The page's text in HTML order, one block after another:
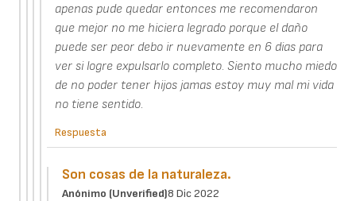
apenas pude quedar entonces me recomendaron
que mejor no me hiciera legrado porque el daño
puede ser peor debo ir nuevamente en 6 dias para
ver si logre expulsarlo completo. Siento mucho miedo
de no poder tener hijos jamas estoy muy mal mi vida
no tiene sentido.
Respuesta
Son cosas de la naturaleza.
Anónimo (unverified)8 Dic 2022